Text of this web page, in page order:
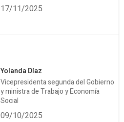
17/11/2025
Yolanda Díaz
Vicepresidenta segunda del Gobierno
y ministra de Trabajo y Economía
Social
09/10/2025